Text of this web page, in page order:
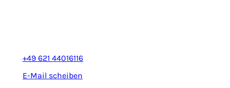
+49 621 44016116
E-Mail scheiben